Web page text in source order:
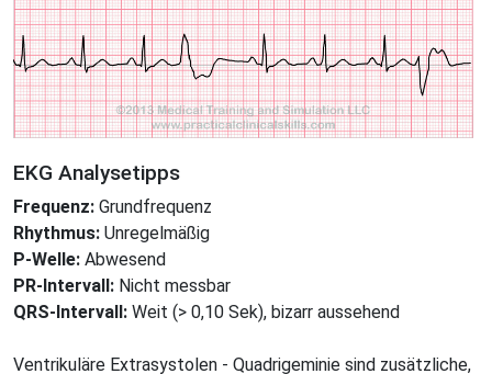
EKG Analysetipps
Frequenz: Grundfrequenz
Rhythmus: Unregelmäßig
P-Welle: Abwesend
PR-Intervall: Nicht messbar
QRS-Intervall: Weit (> 0,10 Sek), bizarr aussehend
Ventrikuläre Extrasystolen - Quadrigeminie sind zusätzliche,